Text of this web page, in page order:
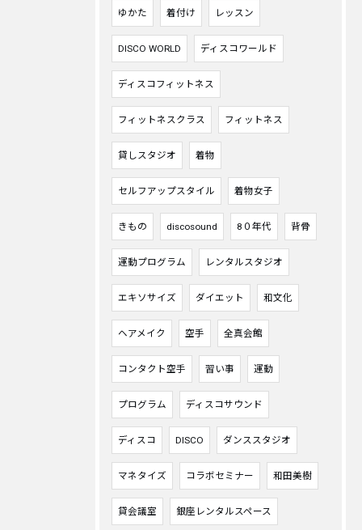
ゆかた 着付け レッスン
DISCO WORLD ディスコワールド
ディスコフィットネス
フィットネスクラス フィットネス
貸しスタジオ 着物
セルフアップスタイル 着物女子
きもの discosound 8０年代 背骨
運動プログラム レンタルスタジオ
エキソサイズ ダイエット 和文化
ヘアメイク 空手 全真会館
コンタクト空手 習い事 運動
プログラム ディスコサウンド
ディスコ DISCO ダンススタジオ
マネタイズ コラボセミナー 和田美樹
貸会議室 銀座レンタルスペース